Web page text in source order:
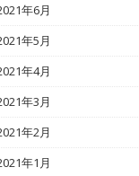
年6月
年5月
年4月
年3月
年2月
年1月